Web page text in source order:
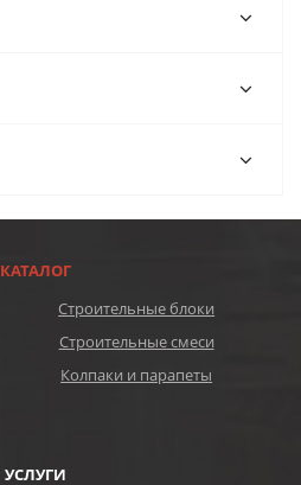
КАТАЛОГ
Строительные блоки
Строительные смеси
Колпаки и парапеты
УСЛУГИ